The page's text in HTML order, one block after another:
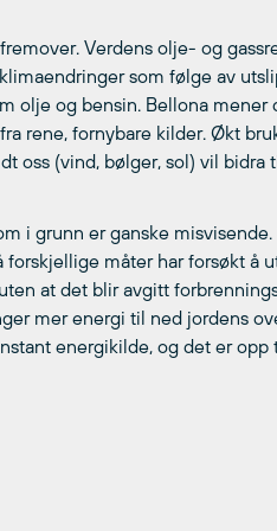
Verdens olje- og
som følge av
olje og bensin. Bellona mener
rene, fornybare kilder. Økt
oss (vind, bølger, sol) vil bidra
i grunn er ganske misvisende.
måter har forsøkt å
at det blir avgitt
mer energi til ned jordens
energikilde, og det er opp